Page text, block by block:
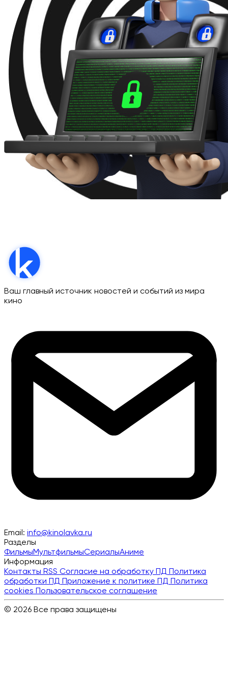
Ваш главный источник новостей и событий из мира
кино
Email: info@kinolavka.ru
Разделы
ФильмыМультфильмыСериалыАниме
Информация
Контакты RSS Согласие на обработку ПД Политика
обработки ПД Приложение к политике ПД Политика
cookies Пользовательское соглашение
© 2026 Все права защищены